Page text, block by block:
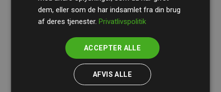
og pålidelighed.
Deres revision dokumenterer, at vores investeringer i
medlemmernes websites estimerede CO₂-
dem, eller som de har indsamlet fra din brug
af deres tjenester.Privatlivspolitik
ACCEPTER ALLE
AFVIS ALLE